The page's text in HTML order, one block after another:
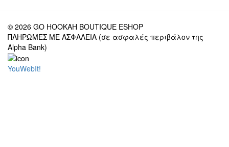
© 2026 GO HOOKAH BOUTIQUE ESHOP
ΠΛΗΡΩΜΕΣ ΜΕ ΑΣΦΑΛΕΙΑ (σε ασφαλές περιβάλον της
Alpha Bank)
YouWebIt!